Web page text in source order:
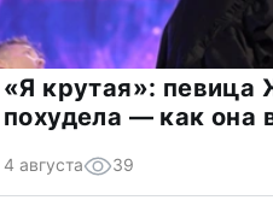
«Я крутая»: певица
похудела — как она
4 августа 39